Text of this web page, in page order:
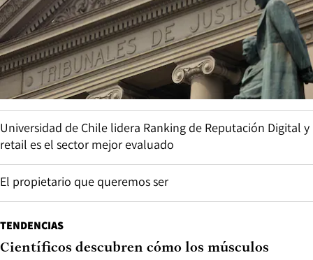
Universidad de Chile lidera Ranking de Reputación Digital y
retail es el sector mejor evaluado
El propietario que queremos ser
TENDENCIAS
Científicos descubren cómo los músculos